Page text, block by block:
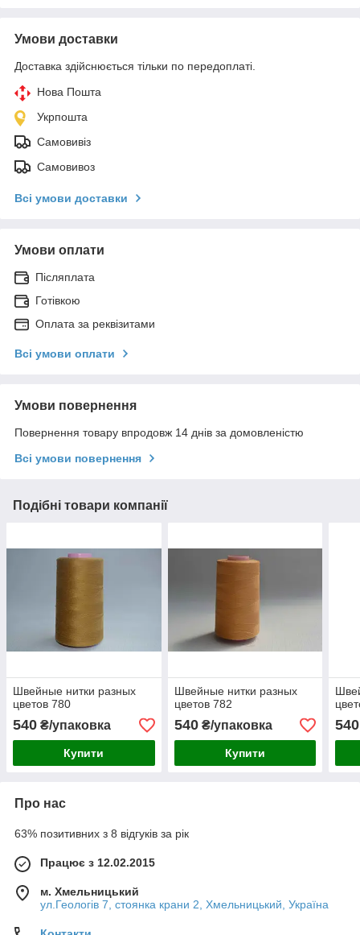
Умови доставки
Доставка здійснюється тільки по передоплаті.
Нова Пошта
Укрпошта
Самовивіз
Самовивоз
Всі умови доставки
Умови оплати
Післяплата
Готівкою
Оплата за реквізитами
Всі умови оплати
Умови повернення
Повернення товару впродовж 14 днів за домовленістю
Всі умови повернення
Подібні товари компанії
Швейные нитки разных
цветов 780
540 ₴/упаковка
Купити
Швейные нитки разных
цветов 782
540₴/упаковка
Купити
540
Про нас
63% позитивних з 8 відгуків за рік
Працює з 12.02.2015
м. Хмельницький
ул.Геологів 7, стоянка крани 2, Хмельницький, Україна